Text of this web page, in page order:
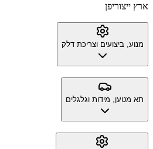
ארץ ייצוריפן
מנוע, ביצועים וצריכת דלק
תא מטען, מידות וגלגלים